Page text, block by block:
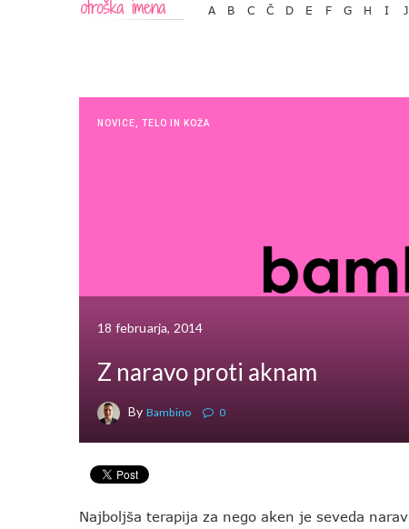
A B C Č D E F G H I J
NOVICE TELO IN KOŽA
18 februarja, 2014
Z naravo proti aknam
By Bambino 0
Najboljša terapija za nego aken je seveda